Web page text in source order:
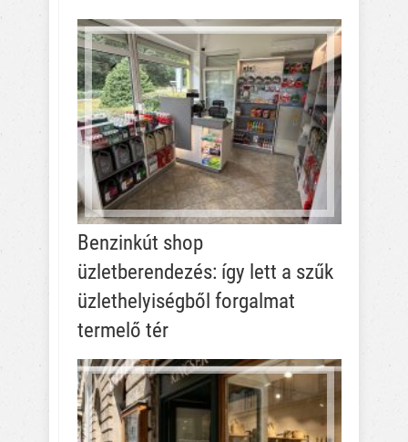
Benzinkút shop
üzletberendezés: így lett a szűk
üzlethelyiségből forgalmat
termelő tér